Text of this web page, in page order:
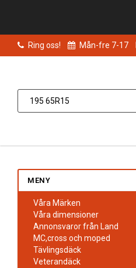
Ring oss! Mån-fre 7-17
MENY
Våra Märken
Våra dimensioner
Annonsvaror från Land
MC,cross och moped
Tävlingsdäck
Veterandäck